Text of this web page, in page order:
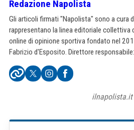
Redazione Napolista
Gli articoli firmati "Napolista" sono a cura
rappresentano la linea editoriale collettiva
online di opinione sportiva fondato nel
Fabrizio d'Esposito. Direttore